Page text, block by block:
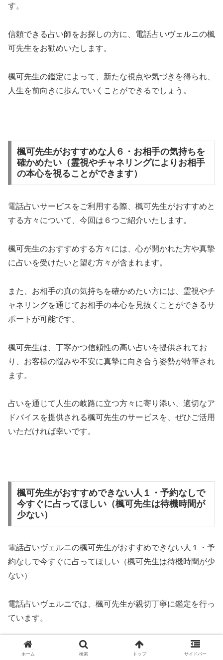
す。
信頼できる占い師をお探しの方に、電話占いヴェルニの楓
可先生をお勧めいたします。
楓可先生の鑑定によって、新たな視点や気づきを得られ、
人生を前向きに歩んでいくことができるでしょう。
楓可先生がおすすめな人６・お相手の気持ちを
確かめたい（霊視やチャネリングによりお相手
の本心を視ることができます）
電話占いサービスをご利用する際、楓可先生がおすすめと
する方々について、今回は６つご紹介いたします。
楓可先生のおすすめする方々には、心が開かれた方や真摯
に占いを受けたいと望む方々が含まれます。
また、お相手の真の気持ちを確かめたい方には、霊視やチ
ャネリングを通じてお相手の本心を見抜くことができるサ
ポートが可能です。
楓可先生は、丁寧かつ信頼性の高い占いを提供されてお
り、お客様の悩みや不安に真摯に向き合う姿勢が特筆され
ます。
占いを通じて人生の岐路に立つ方々に寄り添い、適切なア
ドバイスを提供される楓可先生のサービスを、ぜひご活用
いただければ幸いです。
楓可先生がおすすめできない人１・予約なしで
今すぐに占ってほしい（楓可先生は待機時間が
少ない）
電話占いヴェルニの楓可先生がおすすめできない人１・予
約なしで今すぐに占ってほしい（楓可先生は待機時間が少
ない）
電話占いヴェルニでは、楓可先生が親切丁寧に鑑定を行っ
ています。
しかし、楓可先生がおすすめできない方があります。
ホーム 検索 トップ サイドバー